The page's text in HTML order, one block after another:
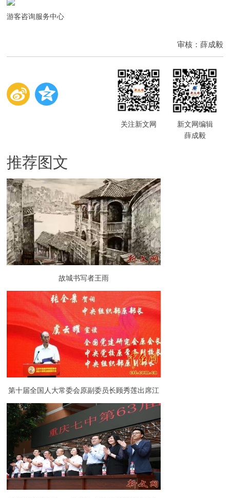
游客咨询服务中心
审核：薛成毅
关注新文网
新文网编辑
薛成毅
推荐图文
故城书写者王雨
第十届全国人大常委会原副委员长顾秀莲出席江
苏中远助学帮老基金会成立十周年总结表彰大会